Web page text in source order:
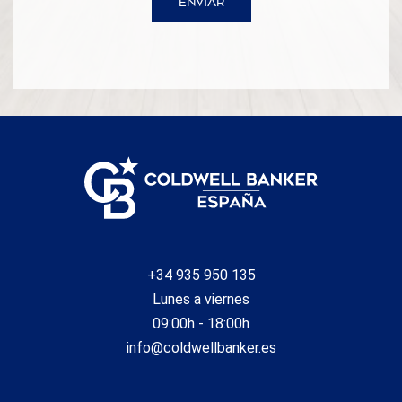
+34 935 950 135
Lunes a viernes
09:00h - 18:00h
info@coldwellbanker.es